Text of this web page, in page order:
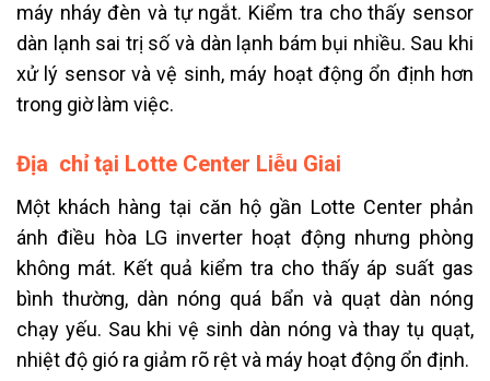
máy nháy đèn và tự ngắt. Kiểm tra cho thấy sensor
dàn lạnh sai trị số và dàn lạnh bám bụi nhiều. Sau khi
xử lý sensor và vệ sinh, máy hoạt động ổn định hơn
trong giờ làm việc.
Địa chỉ tại Lotte Center Liễu Giai
Một khách hàng tại căn hộ gần Lotte Center phản
ánh điều hòa LG inverter hoạt động nhưng phòng
không mát. Kết quả kiểm tra cho thấy áp suất gas
bình thường, dàn nóng quá bẩn và quạt dàn nóng
chạy yếu. Sau khi vệ sinh dàn nóng và thay tụ quạt,
nhiệt độ gió ra giảm rõ rệt và máy hoạt động ổn định.